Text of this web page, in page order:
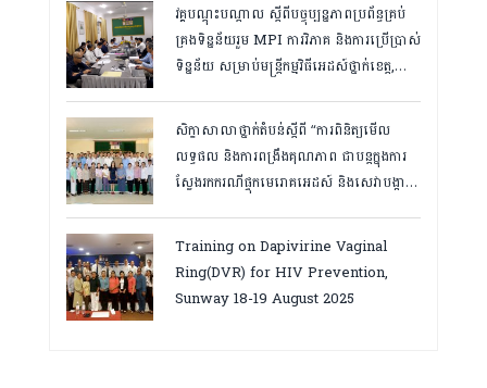
វគ្គបណ្ដុះបណ្តាល ស្តីពីបច្ចុប្បន្នភាពប្រព័ន្ធគ្រប់
គ្រងទិន្នន័យរួម MPI ការវិភាគ និងការប្រើប្រាស់
ទិន្នន័យ សម្រាប់មន្រ្តីកម្មវិធីអេដស៍ថ្នាក់ខេត្ត,
សិក្ខាសាលាថ្នាក់តំបន់ស្តីពី “ការពិនិត្យមើល
លទ្ធផល និងការពង្រឹងគុណភាព ជាបន្តក្នុងការ
ស្វែងរកករណីផ្ទុកមេរោគអេដស៍ និងសេវាបង្ការ
សម្រេចគោលដៅ ៩៥-៩៥-៩៥”, តាកែវ
ថ្ងៃទី១២-១៣ សីហា ២០២៥
Training on Dapivirine Vaginal
Ring(DVR) for HIV Prevention,
Sunway 18-19 August 2025